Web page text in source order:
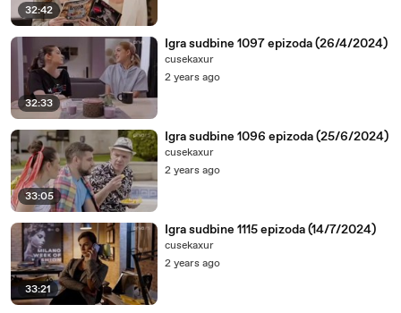
04:46
-♪♪
04:56
-♪♪
05:06
-♪♪
05:16
-♪♪
05:26
-♪♪
05:36
-♪♪
05:46
-♪♪
05:56
-♪♪
06:06
-♪♪
06:16
-♪♪
06:26
-♪♪
06:36
-♪♪
32:42
32:33
Igra sudbine 1097 epizoda (26/4/2024)
cusekaxur
2 years ago
33:05
Igra sudbine 1096 epizoda (25/6/2024)
cusekaxur
2 years ago
33:21
Igra sudbine 1115 epizoda (14/7/2024)
cusekaxur
2 years ago